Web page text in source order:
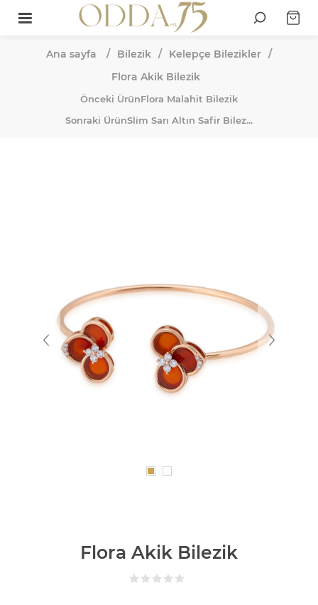
Ana sayfa / Bilezik / Kelepçe Bilezikler /
Flora Akik Bilezik
Önceki ÜrünFlora Malahit Bilezik
Sonraki ÜrünSlim Sarı Altın Safir Bilez...
Flora Akik Bilezik